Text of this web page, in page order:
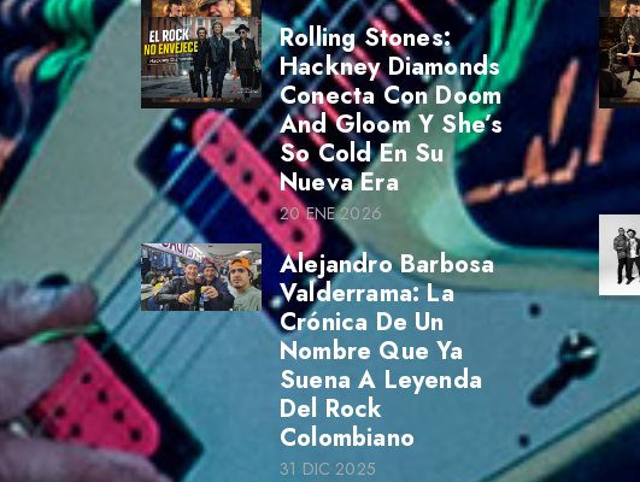
Rolling Stones:
Hackney Diamonds
Conecta Con Doom
And Gloom Y She’s
So Cold En Su
Nueva Era
20 ENE 2026
Alejandro Barbosa
Valderrama: La
Crónica De Un
Nombre Que Ya
Suena A Leyenda
Del Rock
Colombiano
31 DIC 2025